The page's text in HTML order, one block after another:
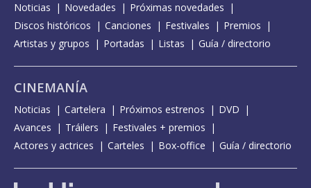
Noticias Novedades
Próximas novedades
Discos históricos
Canciones Festivales
Premios
Artistas y grupos
Portadas Listas Guía / directorio
CINEMANÍA
Noticias Cartelera Próximos estrenos
DVD
Avances
Tráilers
Festivales + premios
Actores y actrices
Carteles Box-office Guía / directorio